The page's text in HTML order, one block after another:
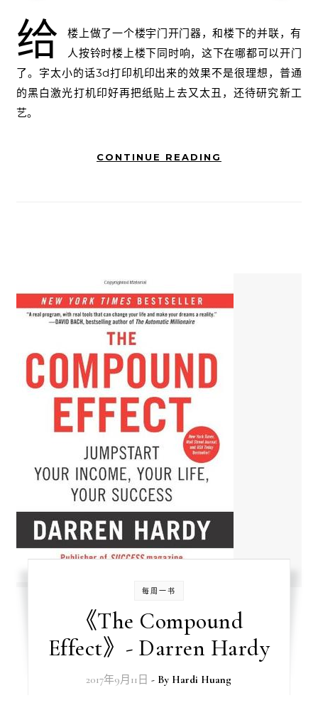
给
楼上做了一个楼宇门开门器，和楼下的并联，有
人按铃时楼上楼下同时响，这下在哪都可以开门
了。字太小的话3d打印机印出来的效果不是很理想，普通
的黑白激光打机印好再把纸贴上去又太丑，还待研究新工
艺。
CONTINUE READING
每周一书
《The Compound
Effect》- Darren Hardy
2017年9月11日 - By Hardi Huang